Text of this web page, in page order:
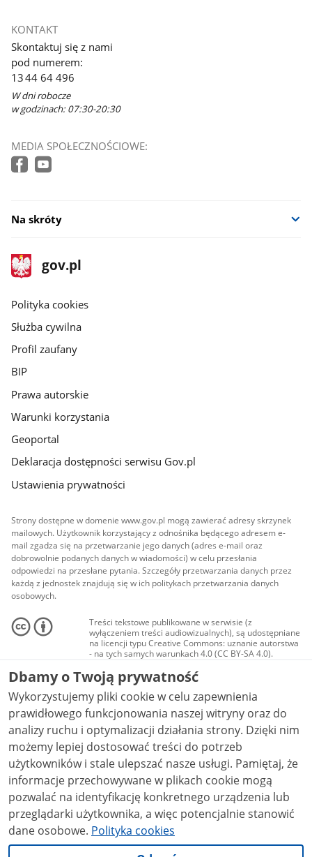
KONTAKT
Skontaktuj się z nami
pod numerem:
13 44 64 496
W dni robocze
w godzinach: 07:30-20:30
MEDIA SPOŁECZNOŚCIOWE:
Na skróty
stopka
gov.pl
Strona
gov.pl
gov.pl
Polityka cookies
Służba cywilna
Profil zaufany
BIP
Prawa autorskie
Warunki korzystania
Geoportal
Deklaracja dostępności serwisu Gov.pl
Ustawienia prywatności
Strony dostępne w domenie www.gov.pl mogą zawierać adresy skrzynek
mailowych. Użytkownik korzystający z odnośnika będącego adresem e-
mail zgadza się na przetwarzanie jego danych (adres e-mail oraz
dobrowolnie podanych danych w wiadomości) w celu przesłania
odpowiedzi na przesłane pytania. Szczegóły przetwarzania danych przez
każdą z jednostek znajdują się w ich politykach przetwarzania danych
osobowych.
Treści tekstowe publikowane w serwisie (z
wyłączeniem treści audiowizualnych), są udostępniane
na licencji typu Creative Commons: uznanie autorstwa
- na tych samych warunkach 4.0 (CC BY-SA 4.0).
Materiały audiowizualne, w tym zdjęcia, materiały
audio i wideo, są udostępniane na licencji typu
Creative Commons: uznanie autorstwa użycie
niekomercyjne - bez utworów zależnych 4.0 (CC BY-
NC-ND 4.0), o ile nie jest to stwierdzone inaczej.
Dbamy o Twoją prywatność
Wykorzystujemy pliki cookie w celu zapewnienia
prawidłowego funkcjonowania naszej witryny oraz do
analizy ruchu i optymalizacji działania strony. Dzięki nim
możemy lepiej dostosować treści do potrzeb
użytkowników i stale ulepszać nasze usługi. Pamiętaj, że
informacje przechowywane w plikach cookie mogą
pozwalać na identyfikację konkretnego urządzenia lub
przeglądarki użytkownika, a więc potencjalnie stanowić
dane osobowe. Polityka cookies